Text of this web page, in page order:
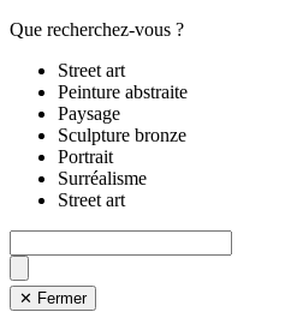
Que recherchez-vous ?
Street art
Peinture abstraite
Paysage
Sculpture bronze
Portrait
Surréalisme
Street art
✕ Fermer